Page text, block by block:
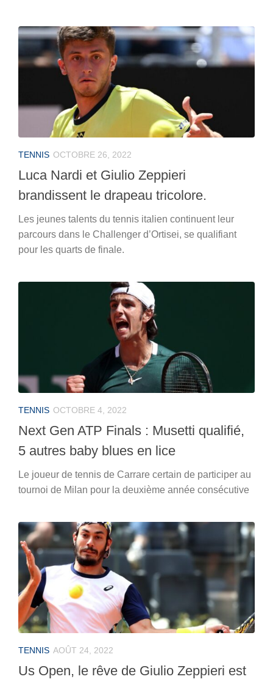
TENNIS OCTOBRE 26, 2022
Luca Nardi et Giulio Zeppieri
brandissent le drapeau tricolore.
Les jeunes talents du tennis italien continuent leur
parcours dans le Challenger d’Ortisei, se qualifiant
pour les quarts de finale.
TENNIS OCTOBRE 4, 2022
Next Gen ATP Finals : Musetti qualifié,
5 autres baby blues en lice
Le joueur de tennis de Carrare certain de participer au
tournoi de Milan pour la deuxième année consécutive
TENNIS AOÛT 24, 2022
Us Open, le rêve de Giulio Zeppieri est